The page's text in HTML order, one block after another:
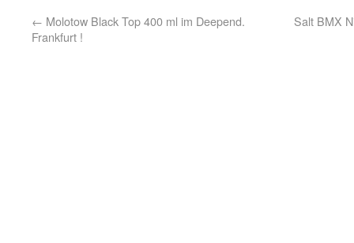
← Molotow Black Top 400 ml im Deepend.
Frankfurt !
Salt BMX